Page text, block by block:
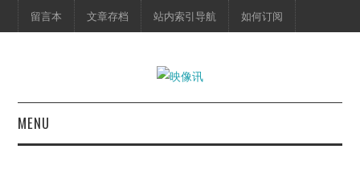
留言本 文章存档 站内索引导航 如何订阅
MENU